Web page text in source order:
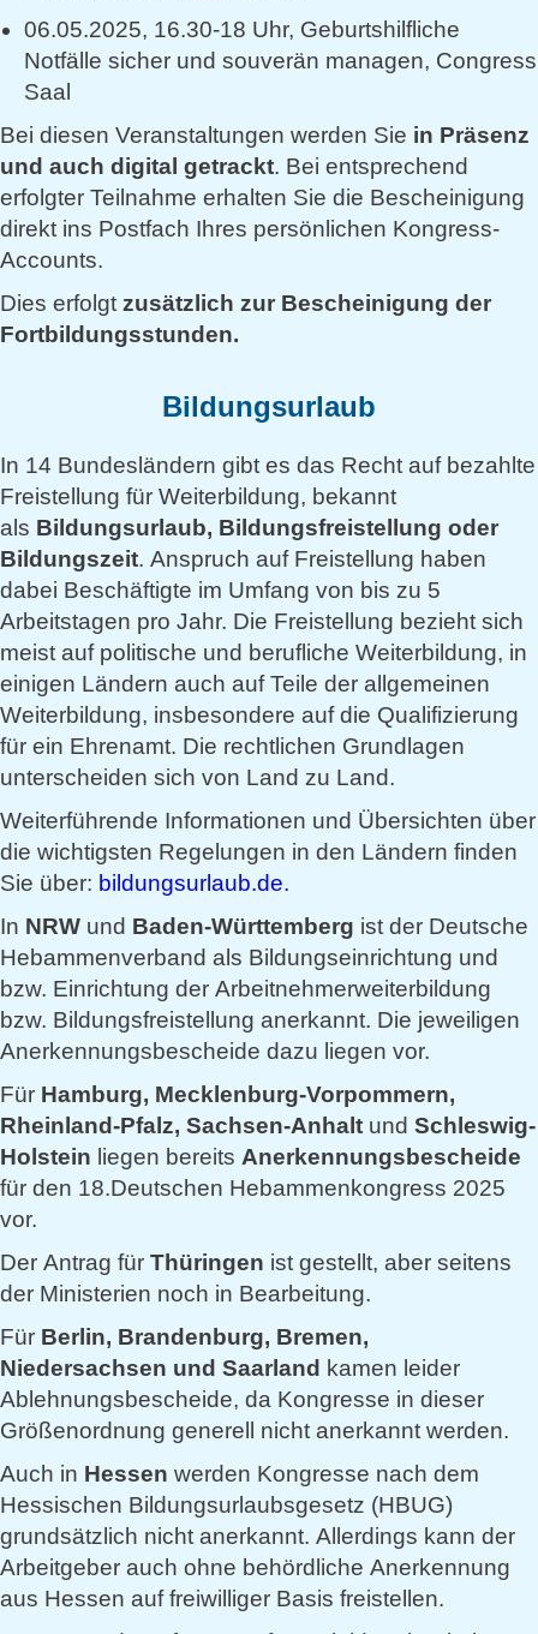
06.05.2025, 16.30-18 Uhr, Geburtshilfliche
Notfälle sicher und souverän managen, Congress
Saal
Bei diesen Veranstaltungen werden Sie in Präsenz
und auch digital getrackt. Bei entsprechend
erfolgter Teilnahme erhalten Sie die Bescheinigung
direkt ins Postfach Ihres persönlichen Kongress-
Accounts.
Dies erfolgt zusätzlich zur Bescheinigung der
Fortbildungsstunden.
Bildungsurlaub
In 14 Bundesländern gibt es das Recht auf bezahlte
Freistellung für Weiterbildung, bekannt
als Bildungsurlaub, Bildungsfreistellung oder
Bildungszeit. Anspruch auf Freistellung haben
dabei Beschäftigte im Umfang von bis zu 5
Arbeitstagen pro Jahr. Die Freistellung bezieht sich
meist auf politische und berufliche Weiterbildung, in
einigen Ländern auch auf Teile der allgemeinen
Weiterbildung, insbesondere auf die Qualifizierung
für ein Ehrenamt. Die rechtlichen Grundlagen
unterscheiden sich von Land zu Land.
Weiterführende Informationen und Übersichten über
die wichtigsten Regelungen in den Ländern finden
Sie über: bildungsurlaub.de.
In NRW und Baden-Württemberg ist der Deutsche
Hebammenverband als Bildungseinrichtung und
bzw. Einrichtung der Arbeitnehmerweiterbildung
bzw. Bildungsfreistellung anerkannt. Die jeweiligen
Anerkennungsbescheide dazu liegen vor.
Für Hamburg, Mecklenburg-Vorpommern,
Rheinland-Pfalz, Sachsen-Anhalt und Schleswig-
Holstein liegen bereits Anerkennungsbescheide
für den 18.Deutschen Hebammenkongress 2025
vor.
Der Antrag für Thüringen ist gestellt, aber seitens
der Ministerien noch in Bearbeitung.
Für Berlin, Brandenburg, Bremen,
Niedersachsen und Saarland kamen leider
Ablehnungsbescheide, da Kongresse in dieser
Größenordnung generell nicht anerkannt werden.
Auch in Hessen werden Kongresse nach dem
Hessischen Bildungsurlaubsgesetz (HBUG)
grundsätzlich nicht anerkannt. Allerdings kann der
Arbeitgeber auch ohne behördliche Anerkennung
aus Hessen auf freiwilliger Basis freistellen.